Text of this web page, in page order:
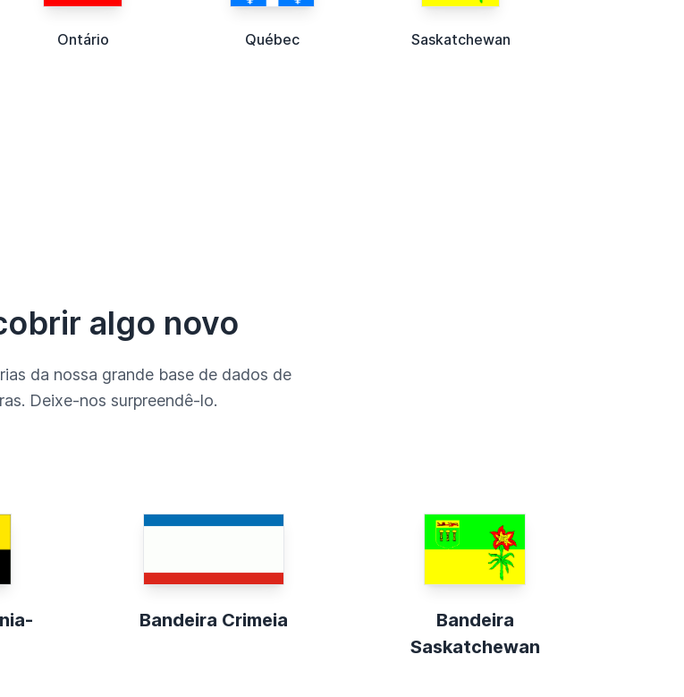
Ontário Québec Saskatchewan
algo novo
da nossa grande base de dados de
Deixe-nos surpreendê-lo.
Bandeira Crimeia
Bandeira
Saskatchewan